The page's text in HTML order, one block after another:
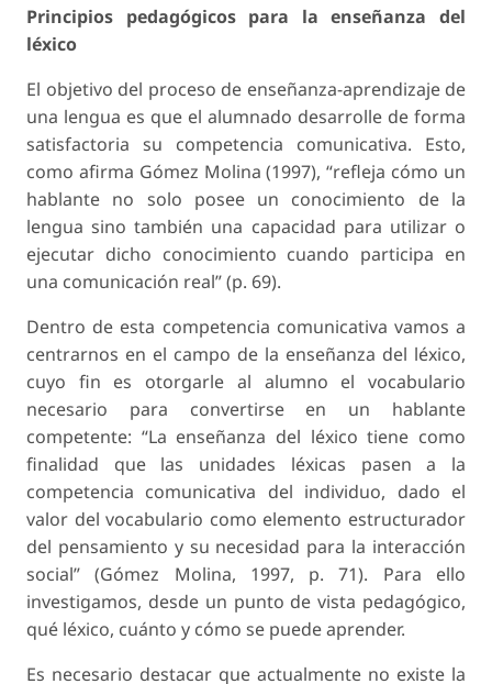
Principios pedagógicos para la enseñanza del
léxico
El objetivo del proceso de enseñanza-aprendizaje de
una lengua es que el alumnado desarrolle de forma
satisfactoria su competencia comunicativa. Esto,
como afirma Gómez Molina (1997), “refleja cómo un
hablante no solo posee un conocimiento de la
lengua sino también una capacidad para utilizar o
ejecutar dicho conocimiento cuando participa en
una comunicación real” (p. 69).
Dentro de esta competencia comunicativa vamos a
centrarnos en el campo de la enseñanza del léxico,
cuyo fin es otorgarle al alumno el vocabulario
necesario para convertirse en un hablante
competente: “La enseñanza del léxico tiene como
finalidad que las unidades léxicas pasen a la
competencia comunicativa del individuo, dado el
valor del vocabulario como elemento estructurador
del pensamiento y su necesidad para la interacción
social” (Gómez Molina, 1997, p. 71). Para ello
investigamos, desde un punto de vista pedagógico,
qué léxico, cuánto y cómo se puede aprender.
Es necesario destacar que actualmente no existe la